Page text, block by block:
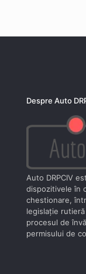
Despre Auto
Auto DRPCIV
dispozitivele în
chestionare,
legislaţie
procesul de
permisului de